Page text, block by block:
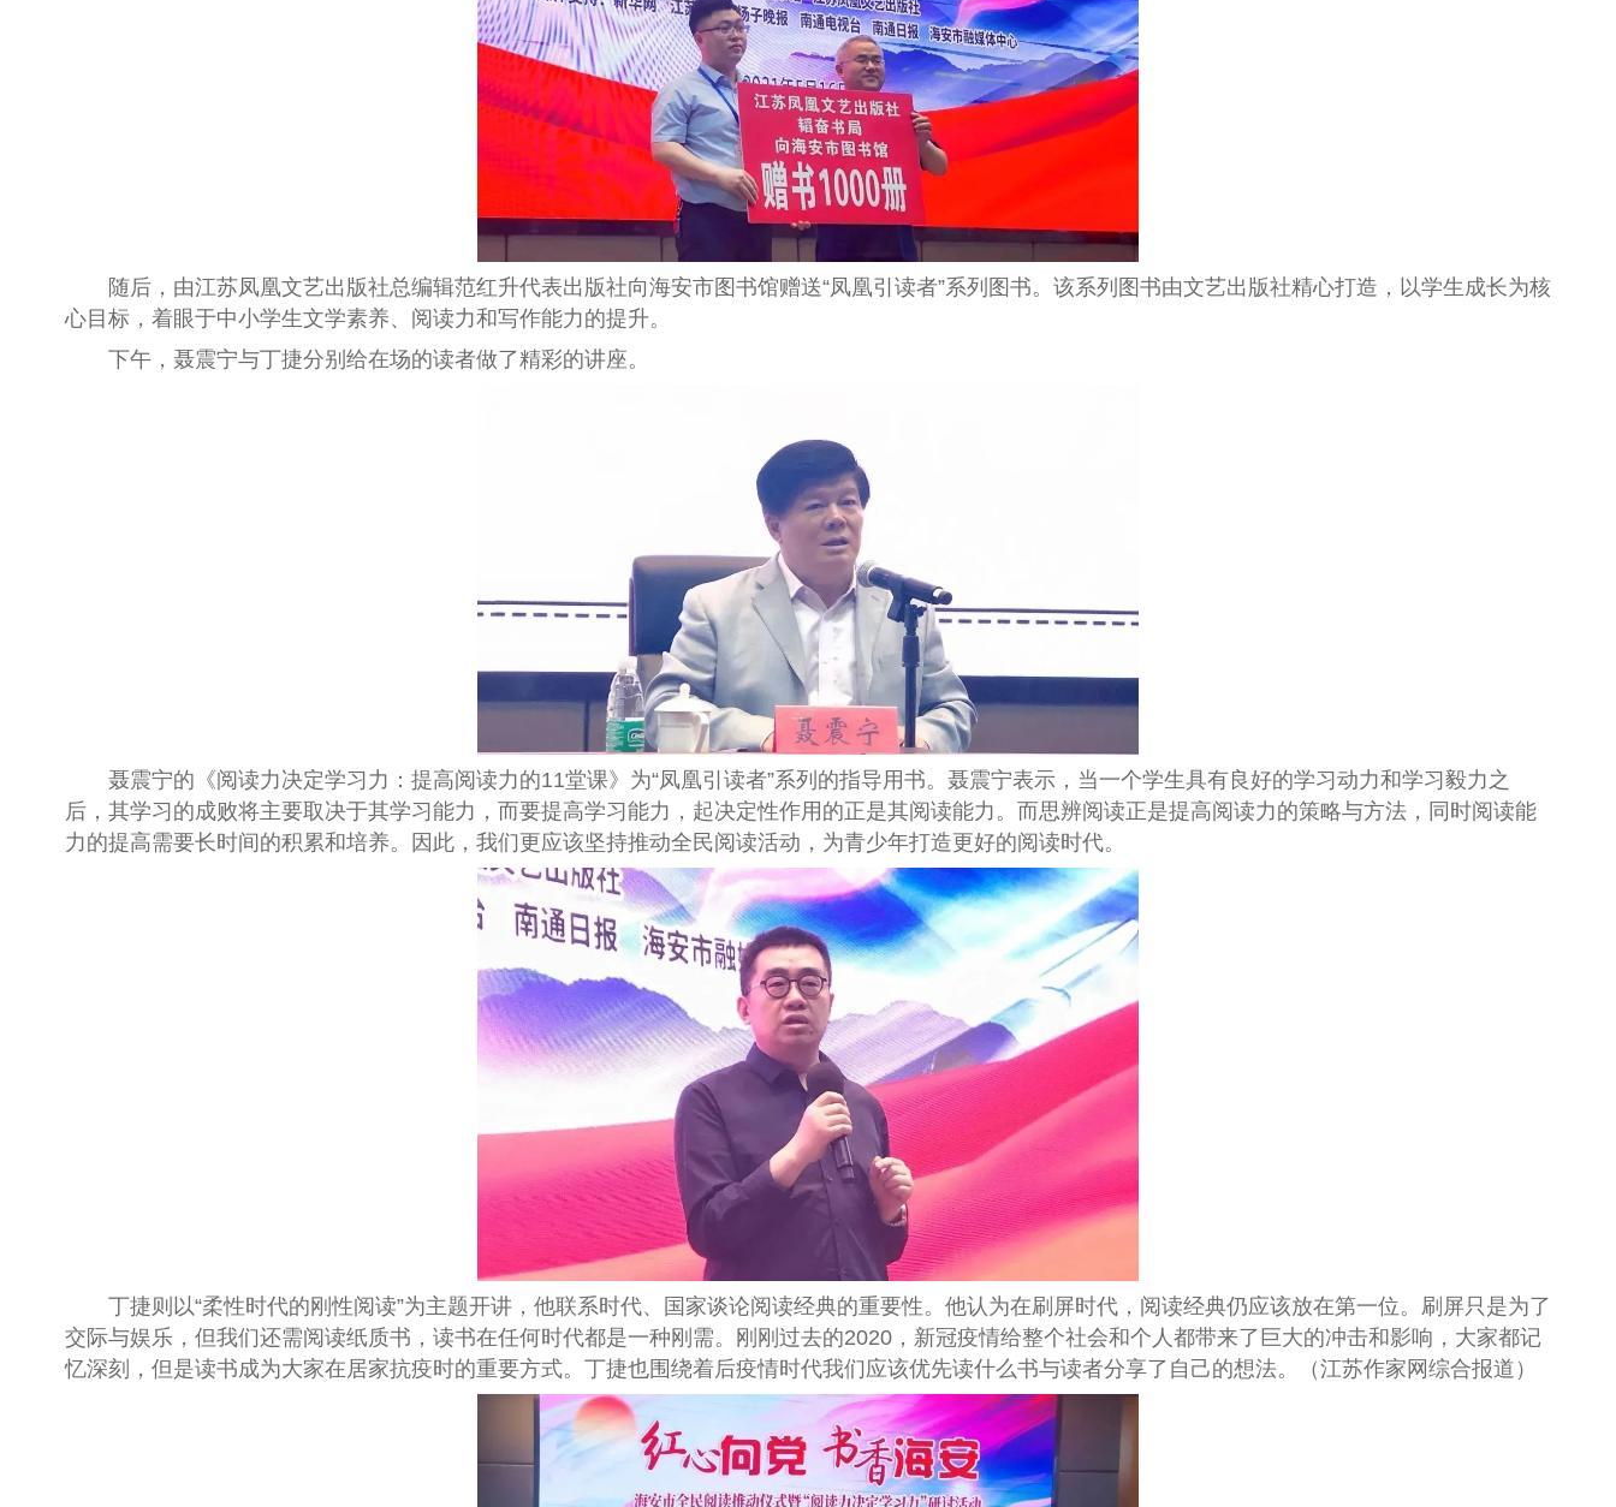
随后，由江苏凤凰文艺出版社总编辑范红升代表出版社向海安市图书馆赠送“凤凰引读者”系列图书。该系列图书由文艺出版社精心打造，以学生成长为核
心目标，着眼于中小学生文学素养、阅读力和写作能力的提升。
下午，聂震宁与丁捷分别给在场的读者做了精彩的讲座。
聂震宁的《阅读力决定学习力：提高阅读力的11堂课》为“凤凰引读者”系列的指导用书。聂震宁表示，当一个学生具有良好的学习动力和学习毅力之
后，其学习的成败将主要取决于其学习能力，而要提高学习能力，起决定性作用的正是其阅读能力。而思辨阅读正是提高阅读力的策略与方法，同时阅读能
力的提高需要长时间的积累和培养。因此，我们更应该坚持推动全民阅读活动，为青少年打造更好的阅读时代。
丁捷则以“柔性时代的刚性阅读”为主题开讲，他联系时代、国家谈论阅读经典的重要性。他认为在刷屏时代，阅读经典仍应该放在第一位。刷屏只是为了
交际与娱乐，但我们还需阅读纸质书，读书在任何时代都是一种刚需。刚刚过去的2020，新冠疫情给整个社会和个人都带来了巨大的冲击和影响，大家都记
忆深刻，但是读书成为大家在居家抗疫时的重要方式。丁捷也围绕着后疫情时代我们应该优先读什么书与读者分享了自己的想法。（江苏作家网综合报道）